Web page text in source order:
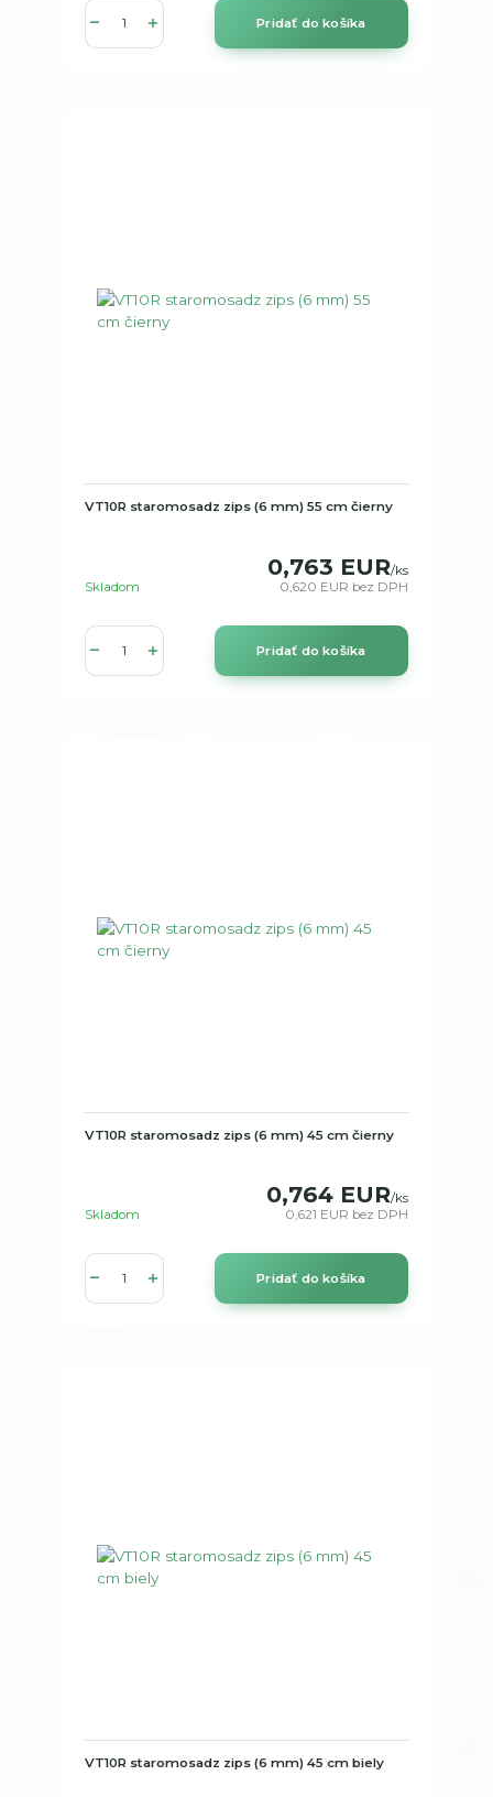
Pridať do košíka
VT10R staromosadz zips (6 mm) 55 cm čierny
0,763 EUR/ks
0,620 EUR bez DPH
Skladom
Pridať do košíka
VT10R staromosadz zips (6 mm) 45 cm čierny
0,764 EUR/ks
0,621 EUR bez DPH
Skladom
Pridať do košíka
VT10R staromosadz zips (6 mm) 45 cm biely